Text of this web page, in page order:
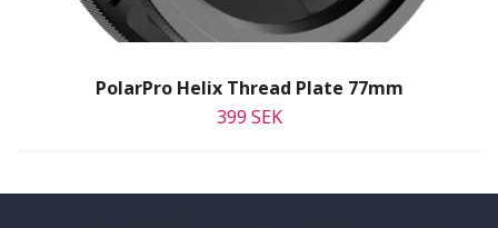
PolarPro Helix Thread Plate 77mm
399 SEK